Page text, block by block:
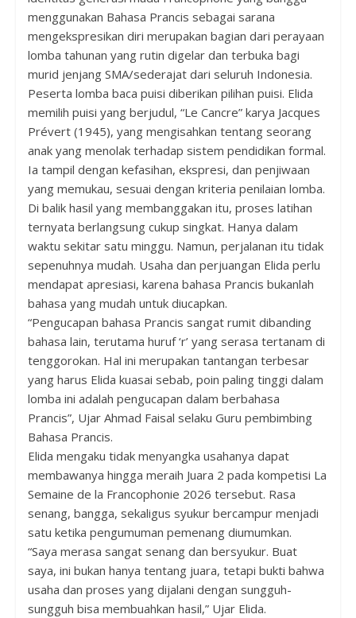
menggunakan Bahasa Prancis sebagai sarana
mengekspresikan diri merupakan bagian dari perayaan
lomba tahunan yang rutin digelar dan terbuka bagi
murid jenjang SMA/sederajat dari seluruh Indonesia.
Peserta lomba baca puisi diberikan pilihan puisi. Elida
memilih puisi yang berjudul, “Le Cancre” karya Jacques
Prévert (1945), yang mengisahkan tentang seorang
anak yang menolak terhadap sistem pendidikan formal.
Ia tampil dengan kefasihan, ekspresi, dan penjiwaan
yang memukau, sesuai dengan kriteria penilaian lomba.
Di balik hasil yang membanggakan itu, proses latihan
ternyata berlangsung cukup singkat. Hanya dalam
waktu sekitar satu minggu. Namun, perjalanan itu tidak
sepenuhnya mudah. Usaha dan perjuangan Elida perlu
mendapat apresiasi, karena bahasa Prancis bukanlah
bahasa yang mudah untuk diucapkan.
“Pengucapan bahasa Prancis sangat rumit dibanding
bahasa lain, terutama huruf ‘r’ yang serasa tertanam di
tenggorokan. Hal ini merupakan tantangan terbesar
yang harus Elida kuasai sebab, poin paling tinggi dalam
lomba ini adalah pengucapan dalam berbahasa
Prancis”, Ujar Ahmad Faisal selaku Guru pembimbing
Bahasa Prancis.
Elida mengaku tidak menyangka usahanya dapat
membawanya hingga meraih Juara 2 pada kompetisi La
Semaine de la Francophonie 2026 tersebut. Rasa
senang, bangga, sekaligus syukur bercampur menjadi
satu ketika pengumuman pemenang diumumkan.
“Saya merasa sangat senang dan bersyukur. Buat
saya, ini bukan hanya tentang juara, tetapi bukti bahwa
usaha dan proses yang dijalani dengan sungguh-
sungguh bisa membuahkan hasil,” Ujar Elida.